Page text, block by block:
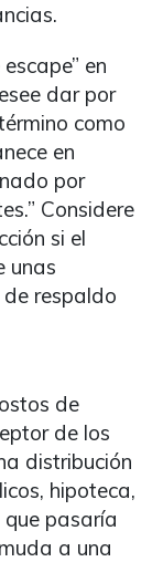
en
dar por
como
en
por
Considere
si el
unas
respaldo
de
de los
distribución
hipoteca,
que pasaría
a una